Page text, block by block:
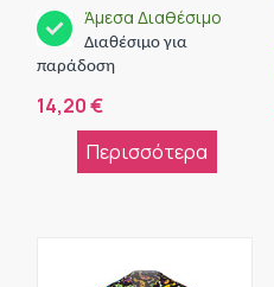
Άμεσα Διαθέσιμο
Διαθέσιμο για
παράδοση
14,20€
Περισσότερα